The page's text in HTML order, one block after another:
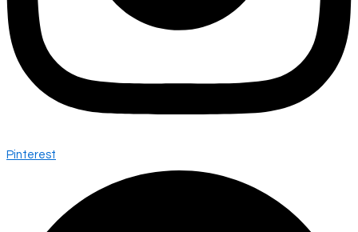
Pinterest